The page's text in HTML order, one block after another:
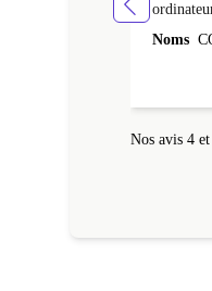
au fil des
Noms
Nos avis 4